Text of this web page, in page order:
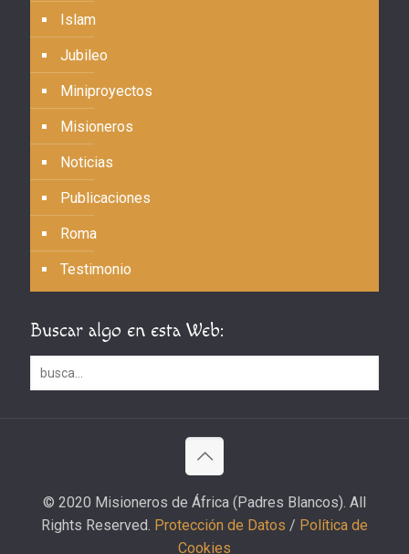
Islam
Jubileo
Miniproyectos
Misioneros
Noticias
Publicaciones
Roma
Testimonio
Buscar algo en esta Web:
© 2020 Misioneros de África (Padres Blancos). All
Rights Reserved. Protección de Datos / Política de
Cookies